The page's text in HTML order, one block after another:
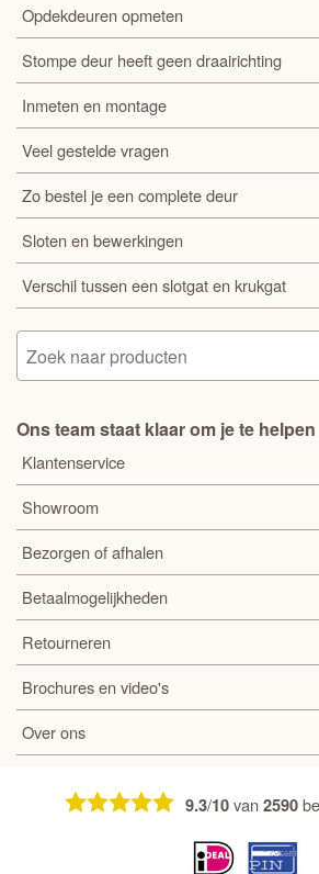
Opdekdeuren opmeten
Stompe deur heeft geen draairichting
Inmeten en montage
Veel gestelde vragen
Zo bestel je een complete deur
Sloten en bewerkingen
Verschil tussen een slotgat en krukgat
Ons team staat klaar om je te helpen
Klantenservice
Showroom
Bezorgen of afhalen
Betaalmogelijkheden
Retourneren
Brochures en video's
Over ons
9.3/10van2590